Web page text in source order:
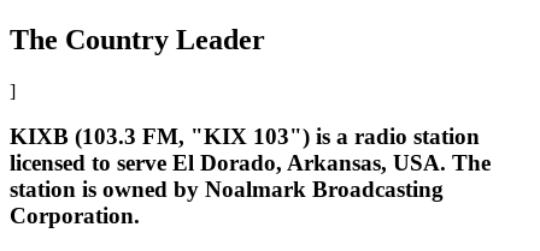
The Country Leader
]
KIXB (103.3 FM, "KIX 103") is a radio station
licensed to serve El Dorado, Arkansas, USA. The
station is owned by Noalmark Broadcasting
Corporation.